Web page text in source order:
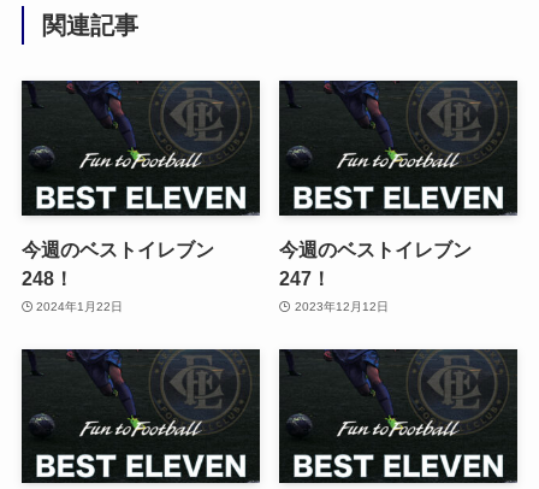
関連記事
今週のベストイレブン
248！
2024年1月22日
今週のベストイレブン
247！
2023年12月12日